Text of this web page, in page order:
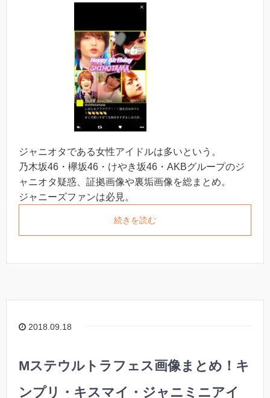
ジャニオタである女性アイドルは多いという。
乃木坂46・欅坂46・けやき坂46・AKBグループのジ
ャニオタ疑惑、証拠画像や裏垢画像を総まとめ。
ジャニーズファンは必見。
続きを読む
2018.09.18
Mステウルトラフェス画像まとめ！キ
ンプリ・キスマイ・ジャニミニアイ